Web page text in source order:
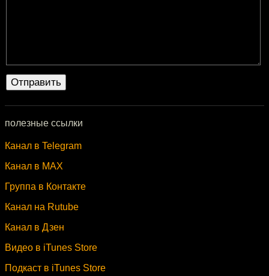
полезные ссылки
Канал в Telegram
Канал в MAX
Группа в Контакте
Канал на Rutube
Канал в Дзен
Видео в iTunes Store
Подкаст в iTunes Store